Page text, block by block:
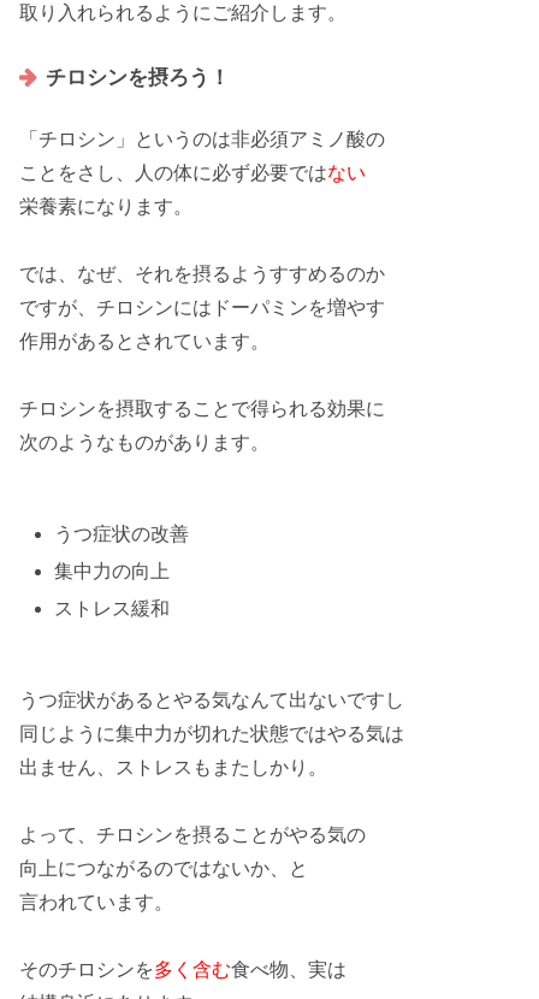
取り入れられるように ご紹介 します。
チロシンを摂ろう！
「 チロシン 」というのは非必須アミノ酸の
ことをさし、人の体に必ず必要ではない
栄養素になります。
では、なぜ、それを摂るよう すすめるのか
ですが、 チロシンにはドーパミンを増やす
作用 があるとされています。
チロシンを摂取することで得られる効果に
次のようなものがあります。
うつ症状の改善
集中力の向上
ストレス緩和
うつ症状があるとやる気なんて出ないですし
同じように集中力が切れた状態ではやる気は
出ません、
ストレス もまたしかり。
よって、 チロシンを摂ることがやる気の
向上につながるのではないか、と
言われています。
そのチロシンを多く含む食べ物、実は